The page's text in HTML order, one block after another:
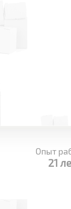
Опыт
21